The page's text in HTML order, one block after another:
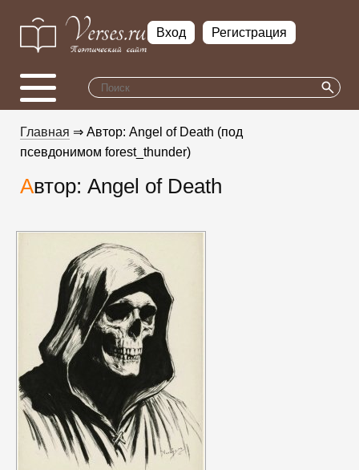
Вход Регистрация
Главная ⇒ Автор: Angel of Death (под
псевдонимом forest_thunder)
Автор: Angel of Death